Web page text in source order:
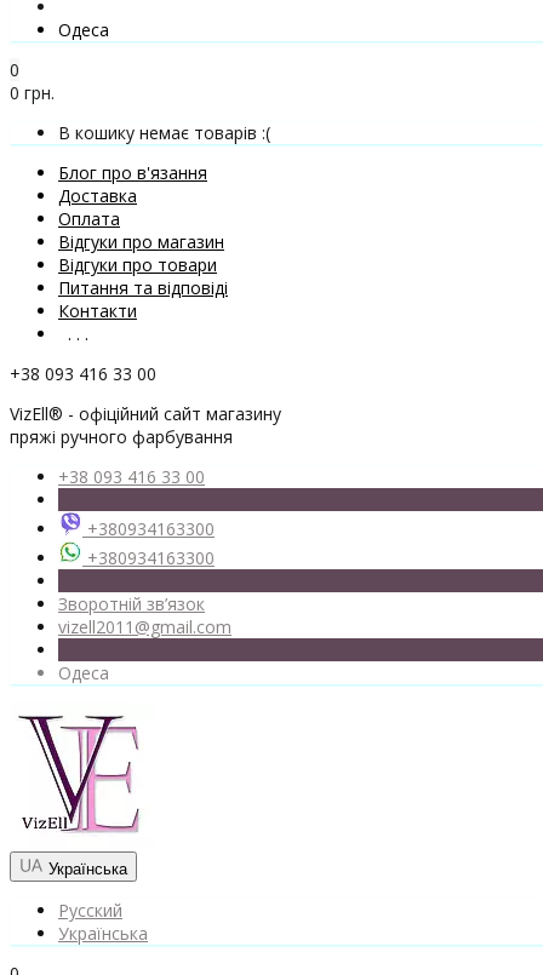
Одеса
0
0 грн.
В кошику немає товарів :(
Блог про в'язання
Доставка
Оплата
Відгуки про магазин
Відгуки про товари
Питання та відповіді
Контакти
. . .
+38 093 416 33 00
VizEll® - офіційний сайт магазину
пряжі ручного фарбування
+38 093 416 33 00
+380934163300
+380934163300
Зворотній зв’язок
vizell2011@gmail.com
Одеса
Українська
Русский
Українська